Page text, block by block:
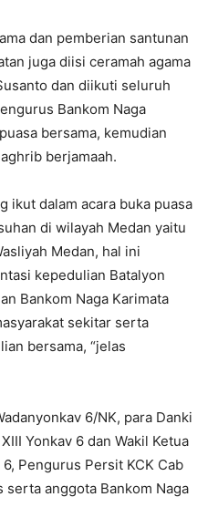
dan pemberian santunan
juga diisi ceramah agama
dan diikuti seluruh
Bankom Naga
bersama, kemudian
berjamaah.
ikut dalam acara buka puasa
di wilayah Medan yaitu
Medan, hal ini
kepedulian Batalyon
Bankom Naga Karimata
sekitar serta
bersama, “jelas
6/NK, para Danki
Yonkav 6 dan Wakil Ketua
Pengurus Persit KCK Cab
serta anggota Bankom Naga